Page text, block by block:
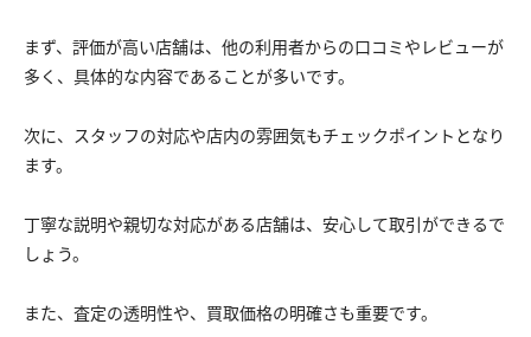
まず、評価が高い店舗は、他の利用者からの口コミやレビューが
多く、具体的な内容であることが多いです。
次に、スタッフの対応や店内の雰囲気もチェックポイントとなり
ます。
丁寧な説明や親切な対応がある店舗は、安心して取引ができるで
しょう。
また、査定の透明性や、買取価格の明確さも重要です。